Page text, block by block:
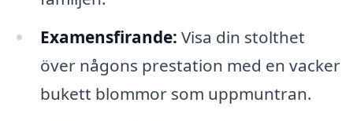
Examensfirande: Visa din stolthet
över någons prestation med en vacker
bukett blommor som uppmuntran.